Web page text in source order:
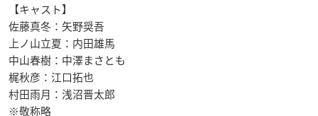
【キャスト】
佐藤真冬：矢野奨吾
上ノ山立夏：内田雄馬
中山春樹：中澤まさとも
梶秋彦：江口拓也
村田雨月：浅沼晋太郎
※敬称略